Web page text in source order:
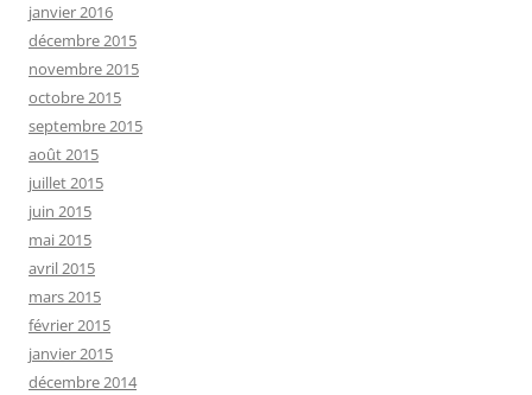
janvier 2016
décembre 2015
novembre 2015
octobre 2015
septembre 2015
août 2015
juillet 2015
juin 2015
mai 2015
avril 2015
mars 2015
février 2015
janvier 2015
décembre 2014